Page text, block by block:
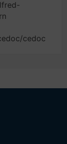
cedoc